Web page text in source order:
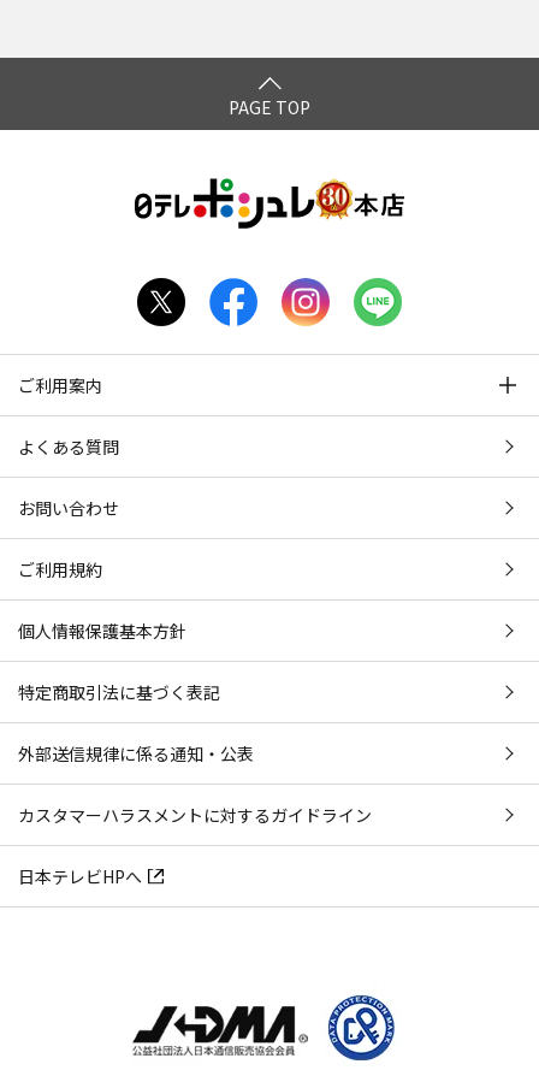
PAGE TOP
ご利用案内
よくある質問
お問い合わせ
ご利用規約
個人情報保護基本方針
特定商取引法に基づく表記
外部送信規律に係る通知・公表
カスタマーハラスメントに対するガイドライン
日本テレビHPへ